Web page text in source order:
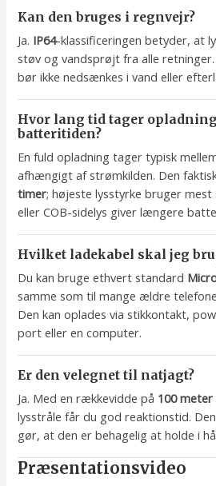
Kan den bruges i regnvejr?
Ja. IP64-klassificeringen betyder, at
støv og vandsprøjt fra alle
bør ikke nedsænkes i vand eller
Hvor lang tid tager
batteritiden?
En fuld opladning tager typisk
afhængigt af strømkilden. Den
timer; højeste lysstyrke bruger
eller COB-sidelys giver længere
Hvilket ladekabel skal jeg
Du kan bruge ethvert standard
samme som til mange ældre
Den kan oplades via stikkontakt,
port eller en computer.
Er den velegnet til natjagt?
Ja. Med en rækkevidde på 100 meter
lysstråle får du god reaktionstid.
gør, at den er behagelig at holde i
Præsentationsvideo